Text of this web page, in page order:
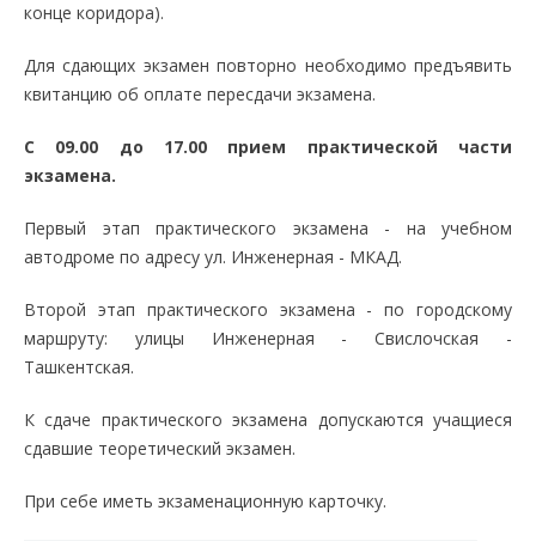
конце коридора).
Для сдающих экзамен повторно необходимо предъявить
квитанцию об оплате пересдачи экзамена.
С 09.00 до 17.00 прием практической части
экзамена.
Первый этап практического экзамена - на учебном
автодроме по адресу ул. Инженерная - МКАД.
Второй этап практического экзамена - по городскому
маршруту: улицы Инженерная - Свислочская -
Ташкентская.
К сдаче практического экзамена допускаются учащиеся
сдавшие теоретический экзамен.
При себе иметь экзаменационную карточку.